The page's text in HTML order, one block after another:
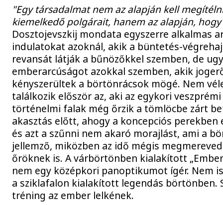
"Egy társadalmat nem az alapján kell
kiemelkedő polgárait, hanem az alapján,
Dosztojevszkij mondata egyszerre alkalmas
indulatokat azoknál, akik a büntetés-
revansát látják a bűnözőkkel szemben, de
emberarcúságot azokkal szemben, akik
kényszerültek a börtönrácsok mögé. Nem
találkozik először az, aki az egykori
történelmi falak még őrzik a tömlöcbe zárt
akasztás előtt, ahogy a koncepciós
és azt a szűnni nem akaró morajlást, ami a
jellemző, miközben az idő mégis
őröknek is. A várbörtönben kialakított
nem egy középkori panoptikumot ígér. Nem
a sziklafalon kialakított legendás börtönben.
tréning az ember lelkének.